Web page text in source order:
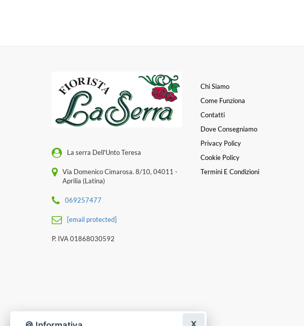
La serra Dell'Unto Teresa
Via Domenico Cimarosa. 8/10, 04011 -
Aprilia (Latina)
069257477
[email protected]
P. IVA 01868030592
Chi Siamo
Come Funziona
Contatti
Dove Consegniamo
Privacy Policy
Cookie Policy
Termini E Condizioni
X